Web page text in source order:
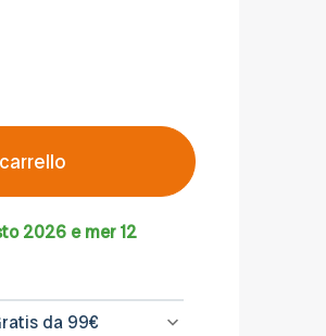
2026 e mer 12
da 99€